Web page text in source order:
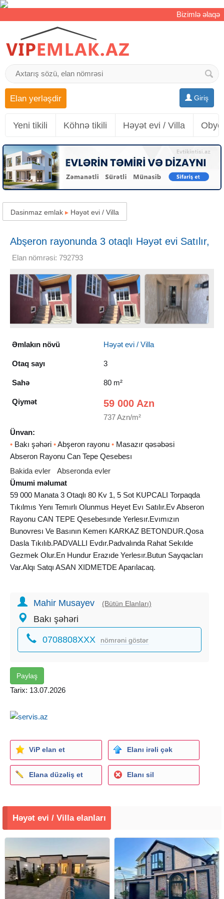
Bizimlə əlaqə
Giriş
Elan yerləşdir
Yeni tikili Köhnə tikili Həyət evi / Villa
Dasinmaz emlak ▸ Həyət evi / Villa
Abşeron rayonunda 3 otaqlı Həyət evi Satılır,
80 m²
Elan nömrəsi: 792793
Əmlakın növü Həyət evi / Villa
Otaq sayı 3
Sahə 80 m²
Qiymət 59 000 Azn
737 Azn/m²
Ünvan:
• Bakı şəhəri •Abşeron rayonu • Masazır qəsəbəsi
Abseron Rayonu Can Tepe Qesebesı
Bakida evler
Abseronda evler
Ümumi məlumat
59 000 Manata 3 Otaqlı 80 Kv 1, 5 Sot KUPCALI Torpaqda
Tıkılmıs Yenı Temırlı Olunmus Heyet Evı Satılır.Ev Abseron
Rayonu CAN TEPE Qesebesınde Yerlesır.Evımızın
Bunovresı Ve Basının Kemerı KARKAZ BETONDUR.Qosa
Dasla Tıkılıb.PADVALLI Evdır.Padvalında Rahat Sekılde
Gezmek Olur.En Hundur Erazıde Yerlesır.Butun Sayqacları
Var.Alqı Satqı ASAN XIDMETDE Aparılacaq.
Mahir Musayev (Bütün Elanları)
Bakı şəhəri
0708808XXX nömrəni göstər
Paylaş
Tarix: 13.07.2026
ViP elan et Elanı irəli çək
Elana düzəliş et Elanı sil
Həyət evi / Villa elanları